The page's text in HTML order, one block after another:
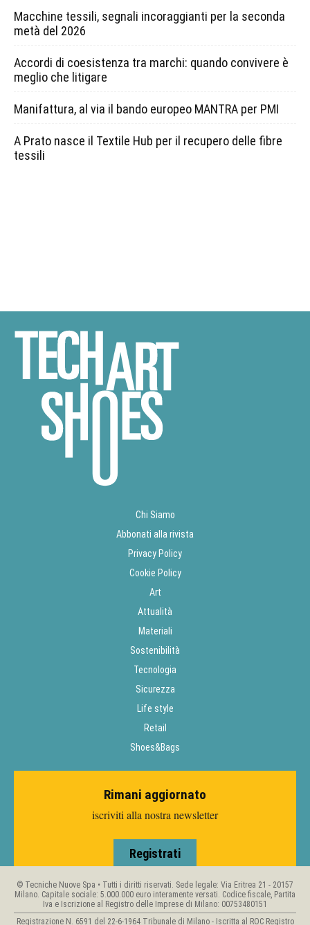
Macchine tessili, segnali incoraggianti per la seconda
metà del 2026
Accordi di coesistenza tra marchi: quando convivere è
meglio che litigare
Manifattura, al via il bando europeo MANTRA per PMI
A Prato nasce il Textile Hub per il recupero delle fibre
tessili
Chi Siamo
Abbonati alla rivista
Privacy Policy
Cookie Policy
Art
Attualità
Materiali
Sostenibilità
Tecnologia
Sicurezza
Life style
Retail
Shoes&Bags
Rimani aggiornato
iscriviti alla nostra newsletter
Registrati
© Tecniche Nuove Spa • Tutti i diritti riservati. Sede legale: Via Eritrea 21 - 20157
Milano. Capitale sociale: 5.000.000 euro interamente versati. Codice fiscale, Partita
Iva e Iscrizione al Registro delle Imprese di Milano: 00753480151
Registrazione N. 6591 del 22-6-1964 Tribunale di Milano - Iscritta al ROC Registro